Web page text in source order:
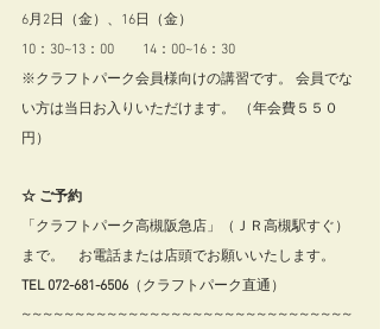
6月2日（金）、16日（金）
10：30~13：00　　14：00~16：30
※クラフトパーク会員様向けの講習です。 会員でな
い方は当日お入りいただけます。 （年会費５５０
円）
☆ ご予約
「クラフトパーク高槻阪急店」（ＪＲ高槻駅すぐ）
まで。　お電話または店頭でお願いいたします。
TEL 072-681-6506 （クラフトパーク直通）
~~~~~~~~~~~~~~~~~~~~~~~~~~~~~~~